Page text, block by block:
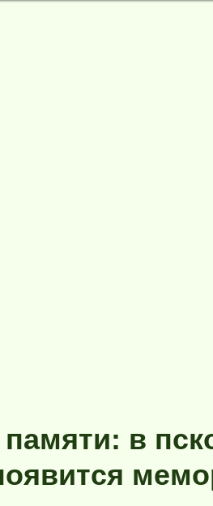
памяти: в